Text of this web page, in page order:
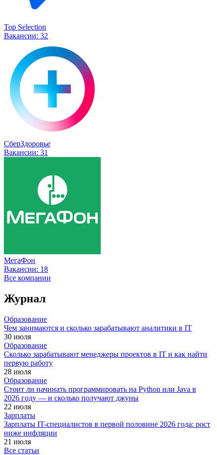
Top Selection
Вакансии: 32
СберЗдоровье
Вакансии: 31
МегаФон
Вакансии: 18
Все компании
Журнал
Образование
Чем занимаются и сколько зарабатывают аналитики в IT
30 июля
Образование
Сколько зарабатывают менеджеры проектов в IT и как найти
первую работу
28 июля
Образование
Стоит ли начинать программировать на Python или Java в
2026 году — и сколько получают джуны
22 июля
Зарплаты
Зарплаты IT-специалистов в первой половине 2026 года: рост
ниже инфляции
21 июля
Все статьи